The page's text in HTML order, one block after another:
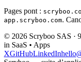
Pages pont :
app.scryboo.com.
© 2026 Scryboo SAS ·
in SaaS • Apps
XGitHubLinkedIn